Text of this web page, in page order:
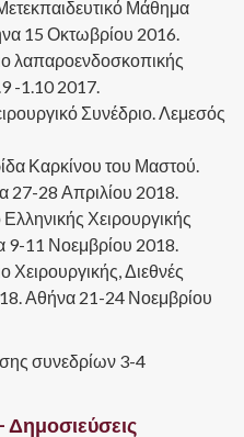
Μάθημα
15 Οκτωβρίου 2016.
λαπαροενδοσκοπικής
-1.10 2017.
Συνέδριο. Λεμεσός
Καρκίνου του Μαστού.
27-28 Απριλίου 2018.
Χειρουργικής
9-11 Νοεμβρίου 2018.
Χειρουργικής, Διεθνές
Αθήνα 21-24 Νοεμβρίου
συνεδρίων 3-4
Δημοσιεύσεις